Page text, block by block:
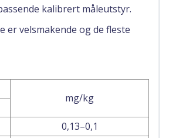
kalibrert måleutstyr.
velsmakende og de fleste
mg/kg
0,13–0,1